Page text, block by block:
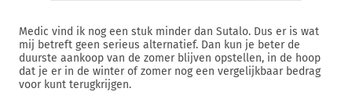
Medic vind ik nog een stuk minder dan Sutalo. Dus er is wat
mij betreft geen serieus alternatief. Dan kun je beter de
duurste aankoop van de zomer blijven opstellen, in de hoop
dat je er in de winter of zomer nog een vergelijkbaar bedrag
voor kunt terugkrijgen.